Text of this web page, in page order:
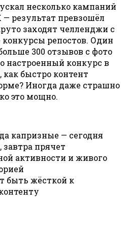
несколько кампаний
— результат превзошёл
заходят челленджи с
репостов. Один
300 отзывов с фото
настроенный конкурс в
быстро контент
Иногда даже страшно
это мощно.
капризные — сегодня
прячет
активности и живого
быть жёсткой к